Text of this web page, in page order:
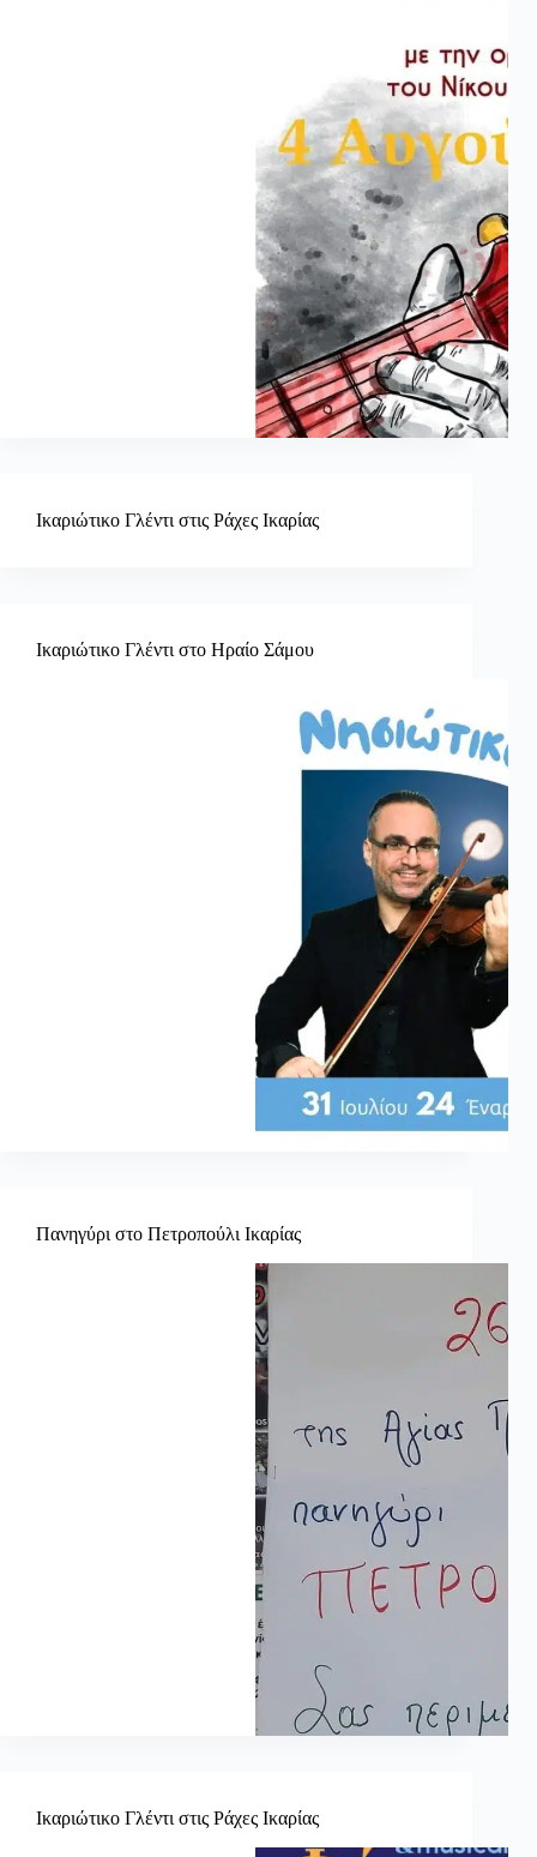
Ικαριώτικο Γλέντι στις Ράχες Ικαρίας
Ικαριώτικο Γλέντι στο Ηραίο Σάμου
Πανηγύρι στο Πετροπούλι Ικαρίας
Ικαριώτικο Γλέντι στις Ράχες Ικαρίας